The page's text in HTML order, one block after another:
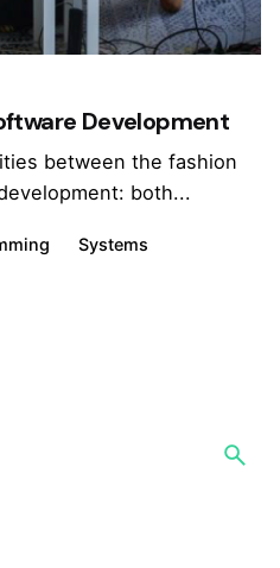
Development
between the fashion
both...
Systems